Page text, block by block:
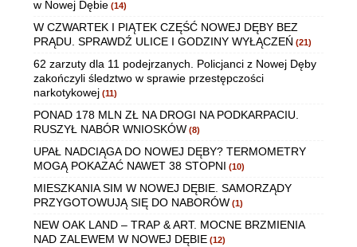
w Nowej Dębie (14)
W CZWARTEK I PIĄTEK CZĘŚĆ NOWEJ DĘBY BEZ
PRĄDU. SPRAWDŹ ULICE I GODZINY WYŁĄCZEŃ (21)
62 zarzuty dla 11 podejrzanych. Policjanci z Nowej Dęby
zakończyli śledztwo w sprawie przestępczości
narkotykowej (11)
PONAD 178 MLN ZŁ NA DROGI NA PODKARPACIU.
RUSZYŁ NABÓR WNIOSKÓW (8)
UPAŁ NADCIĄGA DO NOWEJ DĘBY? TERMOMETRY
MOGĄ POKAZAĆ NAWET 38 STOPNI (10)
MIESZKANIA SIM W NOWEJ DĘBIE. SAMORZĄDY
PRZYGOTOWUJĄ SIĘ DO NABORÓW (1)
NEW OAK LAND – TRAP & ART. MOCNE BRZMIENIA
NAD ZALEWEM W NOWEJ DĘBIE (12)